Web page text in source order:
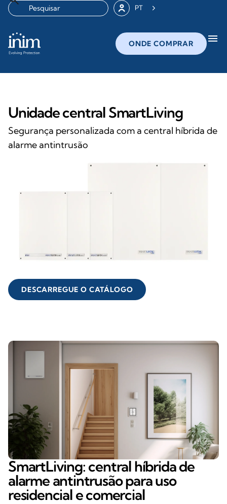
PT
ONDE COMPRAR menu
Unidade central SmartLiving
Segurança personalizada com a central híbrida de
alarme antintrusão
DESCARREGUE O CATÁLOGO
SmartLiving: central híbrida de
alarme antintrusão para uso
residencial e comercial